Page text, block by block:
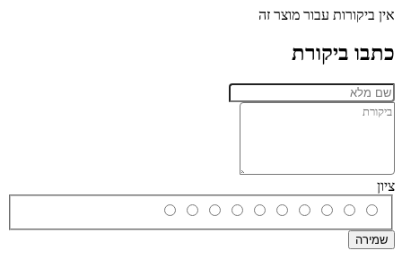
אין ביקורות עבור מוצר זה
כתבו ביקורת
ציון
שמירה